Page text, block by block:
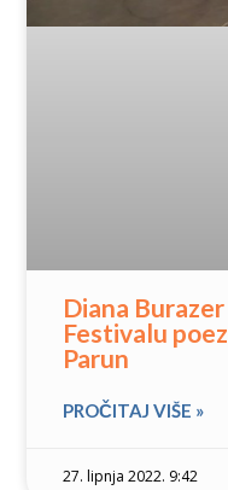
Diana
Festivalu
Parun
PROČITAJ VIŠE »
27. lipnja 2022. 9:42